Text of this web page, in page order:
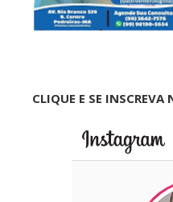
CLIQUE E SE